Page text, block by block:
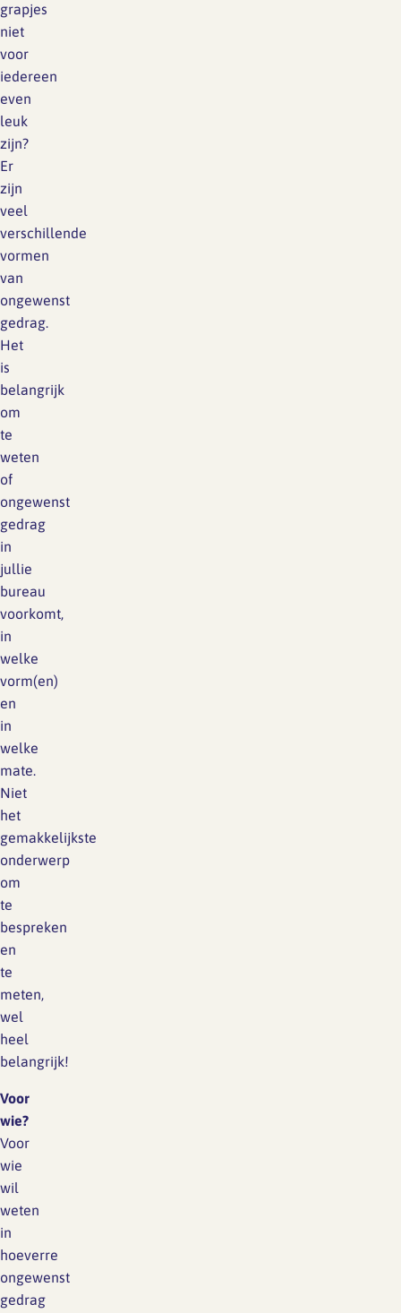
grapjes
niet
voor
iedereen
even
leuk
zijn?
Er
zijn
veel
verschillende
vormen
van
ongewenst
gedrag.
Het
is
belangrijk
om
te
weten
of
ongewenst
gedrag
in
jullie
bureau
voorkomt,
in
welke
vorm(en)
en
in
welke
mate.
Niet
het
gemakkelijkste
onderwerp
om
te
bespreken
en
te
meten,
wel
heel
belangrijk!
Voor
wie?
Voor
wie
wil
weten
in
hoeverre
ongewenst
gedrag